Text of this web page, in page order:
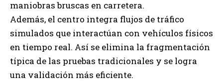
maniobras bruscas en carretera.
Además, el centro integra flujos de tráfico
simulados que interactúan con vehículos físicos
en tiempo real. Así se elimina la fragmentación
típica de las pruebas tradicionales y se logra
una validación más eficiente.